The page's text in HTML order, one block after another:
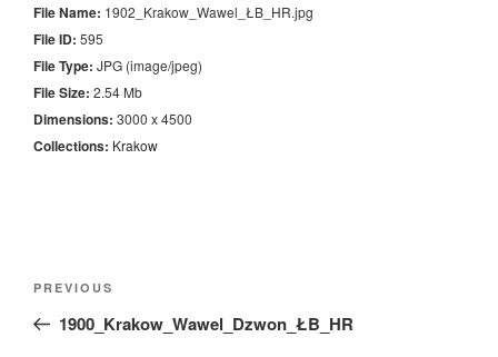
File Name: 1902_Krakow_Wawel_ŁB_HR.jpg
File ID: 595
File Type: JPG (image/jpeg)
File Size: 2.54 Mb
Dimensions: 3000 x 4500
Collections: Krakow
Previous
Post
PREVIOUS
1900_Krakow_Wawel_Dzwon_ŁB_HR